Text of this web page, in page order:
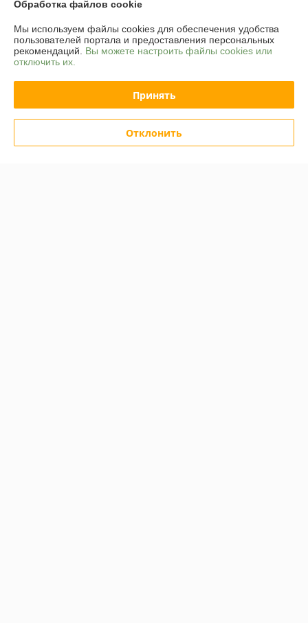
Отлично
От заказа я отказался из-за обстоятельств
Сделка подтверждена через корзину
Обработка файлов cookie
Мы используем файлы cookies для обеспечения удобства
пользователей портала и предоставления персональных
рекомендаций. Вы можете настроить файлы cookies или
отключить их.
Принять
Отклонить